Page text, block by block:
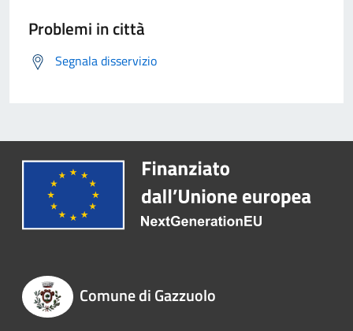
Problemi in città
Segnala disservizio
Comune di Gazzuolo